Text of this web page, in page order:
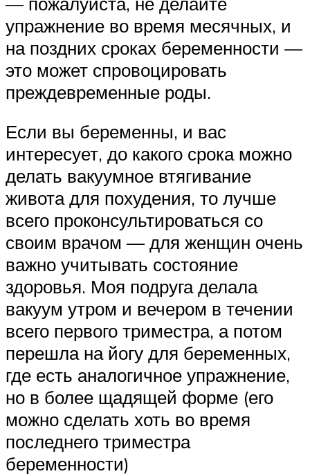
упражнение во время месячных, и
на поздних сроках беременности —
это может спровоцировать
преждевременные роды.
Если вы беременны, и вас
интересует, до какого срока можно
делать вакуумное втягивание
живота для похудения, то лучше
всего проконсультироваться со
своим врачом — для женщин очень
важно учитывать состояние
здоровья. Моя подруга делала
вакуум утром и вечером в течении
всего первого триместра, а потом
перешла на йогу для беременных,
где есть аналогичное упражнение,
но в более щадящей форме (его
можно сделать хоть во время
последнего триместра
беременности)